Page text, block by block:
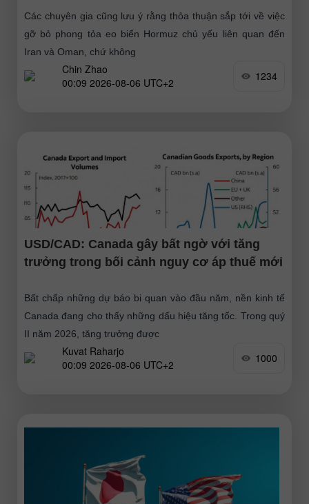
Các chuyên gia cũng lưu ý rằng thỏa thuận sắp tới về việc
gỡ bỏ phong tỏa eo biển Hormuz chủ yếu liên quan đến
Iran và Oman, chứ không
Chin Zhao
00:09 2026-08-06 UTC+2
1234
USD/CAD: Canada gây bất ngờ với tăng
trưởng trong bối cảnh nguy cơ áp thuế mới
Bất chấp những dự báo bi quan vào đầu năm, nền kinh tế
Canada đang cho thấy những dấu hiệu tăng tốc. Trong quý
II năm 2026, tăng trưởng được
Kuvat Raharjo
00:09 2026-08-06 UTC+2
1000